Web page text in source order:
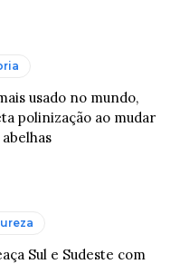
usado no mundo,
polinização ao mudar
Sul e Sudeste com